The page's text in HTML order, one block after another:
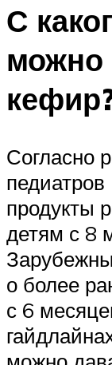
С
можно
Согласно
продукты
детям с 8
о более
с 6